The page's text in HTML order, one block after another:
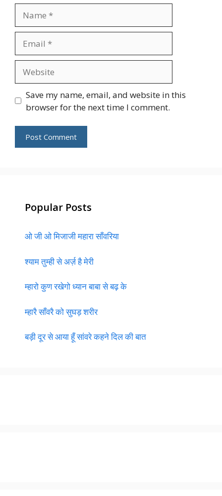
Save my name, email, and website in this
browser for the next time I comment.
Popular Posts
ओ जी ओ मिजाजी महारा साँवरिया
श्याम तुम्ही से अर्ज़ है मेरी
म्हारो कुण रखेगो ध्यान बाबा से बढ़ के
म्हारै साँवरै को सुघड़ शरीर
बड़ी दूर से आया हूँ सांवरे कहने दिल की बात